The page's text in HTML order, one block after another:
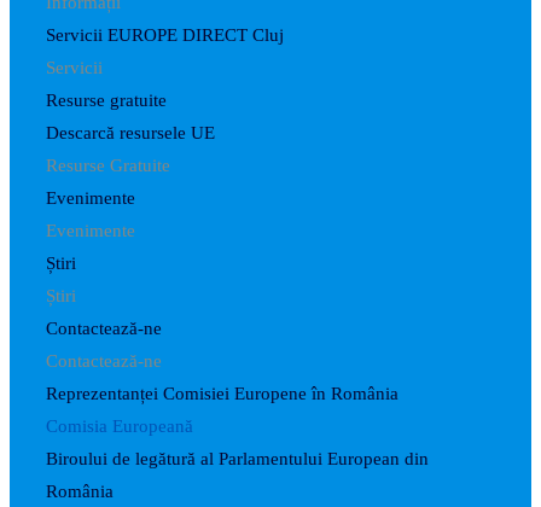
Servicii EUROPE DIRECT Cluj
Servicii
Resurse gratuite
Descarcă resursele UE
Resurse Gratuite
Evenimente
Evenimente
Știri
Știri
Contactează-ne
Contactează-ne
Reprezentanței Comisiei Europene în România
Comisia Europeană
Biroului de legătură al Parlamentului European din
România